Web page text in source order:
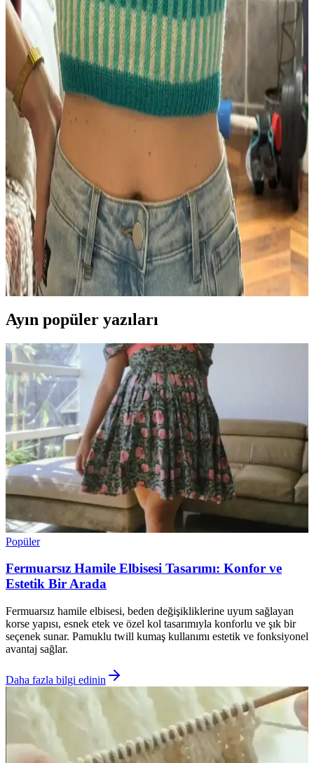
Tin Can Knits'in Bracken Yeleği: Kablo Örgü
Teknikleriyle İlk Giyilebilir Örgü Projesi
Bracken Yeleği, kablo örgü tekniklerini öğrenmek isteyenler için
tasarlanmış, esnek ve estetik bir modeldir. Malzeme ve renk seçimi
örgü detaylarını ön plana çıkarır, kişiselleştirmeye uygundur.
Scarfigan: Üstten Başlanan Özgün Eyer Omuzlu
Hırka Tasarımı ve Teknik Özellikleri
Scarfigan, üstten başlanarak örülen ve eyer omuz yapısına sahip
özgün bir hırka modelidir. Doğal renkler ve yerel düğmelerle sade
ve şık bir tasarım sunar, teknik ve estetik açıdan dikkat çeker.
Rumble Raglan Modelinde İplik Seçimi, Örgü
Gerilimi ve Bloklama Teknikleri
Rumble Raglan modelinde kullanılan Cascade 220 fingering ipliği
ve superwash ipliklerin avantajları tartışılıyor. Örgü gerilimi ve
bloklama işlemi örgünün görünümünü önemli ölçüde etkiliyor.
Ayın popüler yazıları
Popüler
Fermuarsız Hamile Elbisesi Tasarımı: Konfor ve
Estetik Bir Arada
Fermuarsız hamile elbisesi, beden değişikliklerine uyum sağlayan
korse yapısı, esnek etek ve özel kol tasarımıyla konforlu ve şık bir
seçenek sunar. Pamuklu twill kumaş kullanımı estetik ve fonksiyonel
avantaj sağlar.
Daha fazla bilgi edinin